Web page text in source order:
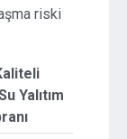
riski
Yalıtım